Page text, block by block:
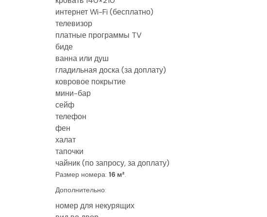
интернет Wi-Fi (бесплатно)
телевизор
платные программы TV
биде
ванна или душ
гладильная доска (за доплату)
ковровое покрытие
мини-бар
сейф
телефон
фен
халат
тапочки
чайник (по запросу, за доплату)
Размер номера: 16 м².
Дополнительно:
номер для некурящих